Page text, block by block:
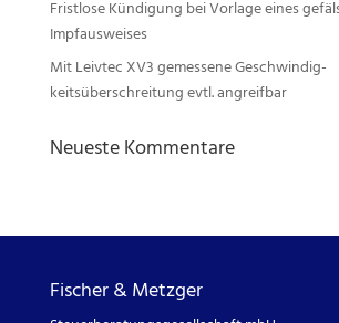
Fristlose Kündigung bei Vorlage eines
Impfausweises
Mit Leivtec XV3 gemessene Geschwindig-
keitsüberschreitung evtl. angreifbar
Neueste Kommentare
Fischer & Metzger